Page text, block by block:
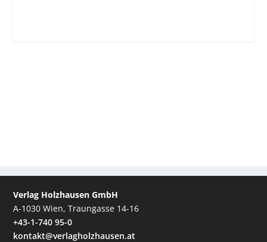
Verlag Holzhausen GmbH
A-1030 Wien, Traungasse 14-16
+43-1-740 95-0
kontakt@verlagholzhausen.at